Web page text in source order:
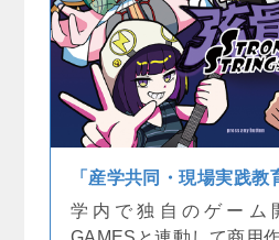
「産学共同・現場実践教
学内で独自のゲーム